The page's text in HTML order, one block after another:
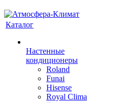
Каталог
Настенные
кондиционеры
Roland
Funai
Hisense
Royal Clima